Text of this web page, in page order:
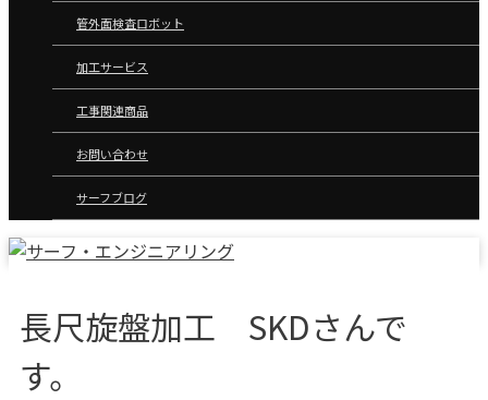
管外面検査ロボット
加工サービス
工事関連商品
お問い合わせ
サーフブログ
長尺旋盤加工 SKDさんで
す。